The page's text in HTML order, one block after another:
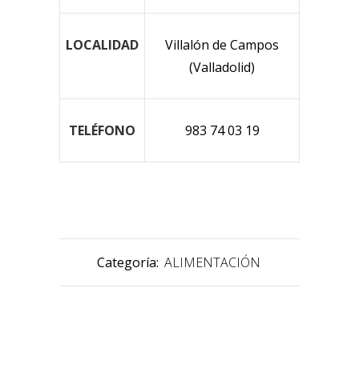
LOCALIDAD
Villalón de Campos
(Valladolid)
TELÉFONO 983 74 03 19
Categoría: ALIMENTACIÓN